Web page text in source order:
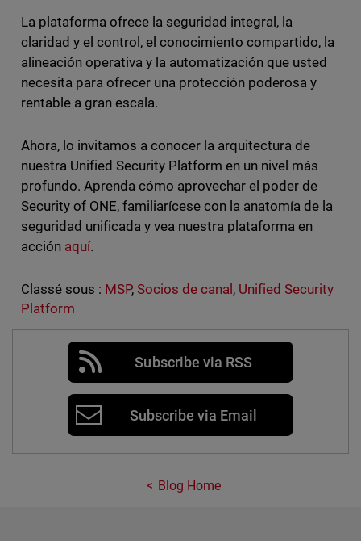
La plataforma ofrece la seguridad integral, la
claridad y el control, el conocimiento compartido, la
alineación operativa y la automatización que usted
necesita para ofrecer una protección poderosa y
rentable a gran escala.
Ahora, lo invitamos a conocer la arquitectura de
nuestra Unified Security Platform en un nivel más
profundo. Aprenda cómo aprovechar el poder de
Security of ONE, familiarícese con la anatomía de la
seguridad unificada y vea nuestra plataforma en
acción aquí.
Classé sous : MSP, Socios de canal, Unified Security
Platform
Subscribe via RSS
Subscribe via Email
Blog Home